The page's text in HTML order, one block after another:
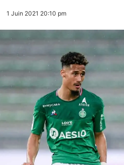
1 Juin 2021 20:10 pm